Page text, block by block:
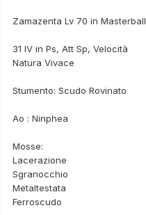
Zamazenta Lv 70 in Masterball
31 IV in Ps, Att Sp, Velocità
Natura Vivace
Stumento: Scudo Rovinato
Ao : Ninphea
Mosse:
Lacerazione
Sgranocchio
Metaltestata
Ferroscudo